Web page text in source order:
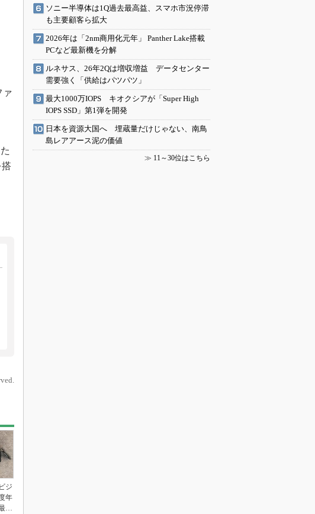
ァ
ジ
年
大
ソニー半導体は1Q過去最高益、スマホ市況停滞
も主要顧客ら拡大
2026年は「2nm商用化元年」 Panther Lake搭載
PCなど最新機を分解
ルネサス、26年2Qは増収増益 データセンター
需要強く「供給はパツパツ」
最大1000万IOPS キオクシアが「Super High
IOPS SSD」第1弾を開発
日本を資源大国へ 埋蔵量だけじゃない、南鳥
島レアアース泥の価値
≫ 11～30位はこちら